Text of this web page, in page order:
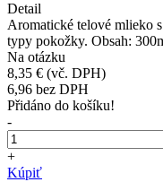
Detail
Aromatické telové mlieko
typy pokožky. Obsah:
Na otázku
8,35 € (vč. DPH)
6,96 bez DPH
Přidáno do košíku!
-
+
Kúpiť